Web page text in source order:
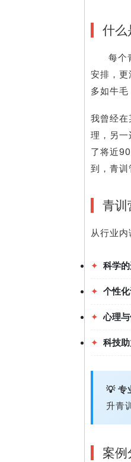
什
每个
安排，
多如牛
我曾经
理，另
了将近
到，青训
青训
从行业
✦ 科学
✦ 个性
✦ 心理
✦ 科技
💡 专
升青
案